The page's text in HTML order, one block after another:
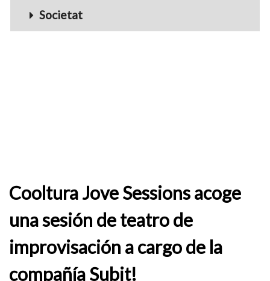
Societat
Cooltura Jove Sessions acoge
una sesión de teatro de
improvisación a cargo de la
compañía Subit!